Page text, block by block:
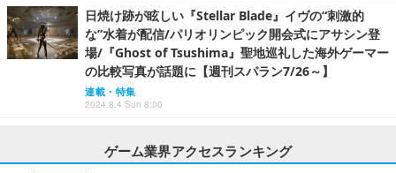
日焼け跡が眩しい『Stellar Blade』イヴの“刺激的
な”水着が配信/パリオリンピック開会式にアサシン登
場/『Ghost of Tsushima』聖地巡礼した海外ゲーマー
の比較写真が話題に【週刊スパラン7/26～】
連載・特集
2024.8.4 Sun 8:00
ゲーム業界アクセスランキング